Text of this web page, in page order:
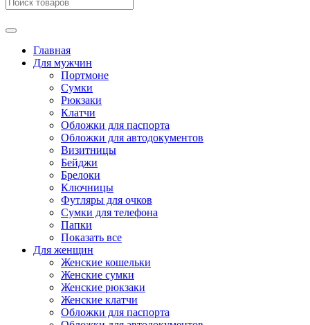
Главная
Для мужчин
Портмоне
Сумки
Рюкзаки
Клатчи
Обложки для паспорта
Обложки для автодокументов
Визитницы
Бейджи
Брелоки
Ключницы
Футляры для очков
Сумки для телефона
Папки
Показать все
Для женщин
Женские кошельки
Женские сумки
Женские рюкзаки
Женские клатчи
Обложки для паспорта